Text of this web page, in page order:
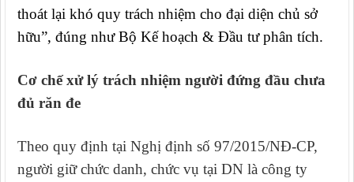
thoát lại khó quy trách nhiệm cho đại diện chủ sở
hữu”, đúng như Bộ Kế hoạch & Đầu tư phân tích.
Cơ chế xử lý trách nhiệm người đứng đầu chưa
đủ răn đe
Theo quy định tại Nghị định số 97/2015/NĐ-CP,
người giữ chức danh, chức vụ tại DN là công ty